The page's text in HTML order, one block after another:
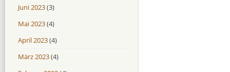
Juni 2023(3)
Mai 2023(4)
April 2023(4)
März 2023(4)